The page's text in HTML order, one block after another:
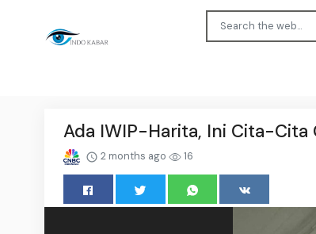
Ada IWIP-Harita, Ini Cita-
2 months ago 16